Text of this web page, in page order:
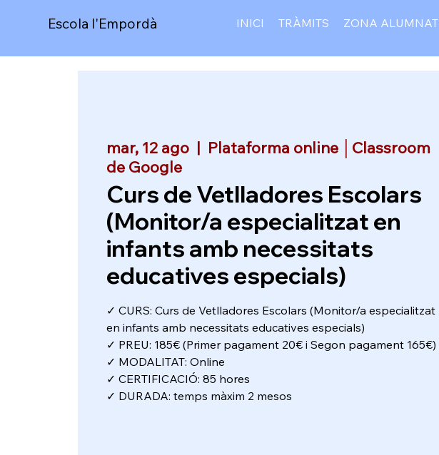
Escola l'Empordà INICI TRÀMITS ZONA ALUMNAT
mar, 12 ago
  |
Plataforma online │Classroom
de Google
Curs de Vetlladores Escolars
(Monitor/a especialitzat en
infants amb necessitats
educatives especials)
✓ CURS: Curs de Vetlladores Escolars (Monitor/a especialitzat
en infants amb necessitats educatives especials)
✓ PREU: 185€ (Primer pagament 20€ i Segon pagament 165€)
✓ MODALITAT: Online
✓ CERTIFICACIÓ: 85 hores
✓ DURADA: temps màxim 2 mesos